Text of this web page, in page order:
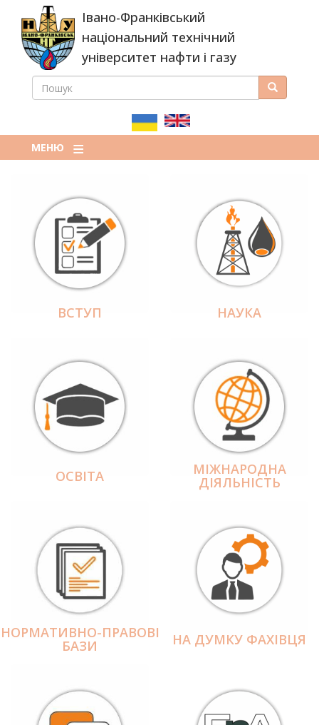
основного
вмісту
Івано-Франківський
національний технічний
університет нафти і газу
ПОШУКОВА
ПОШУК Пошук
МЕНЮ
ВСТУП НАУКА
ОСВІТА МІЖНАРОДНА
ДІЯЛЬНІCТЬ
НОРМАТИВНО-ПРАВОВІ
БАЗИ НА ДУМКУ ФАХІВЦЯ